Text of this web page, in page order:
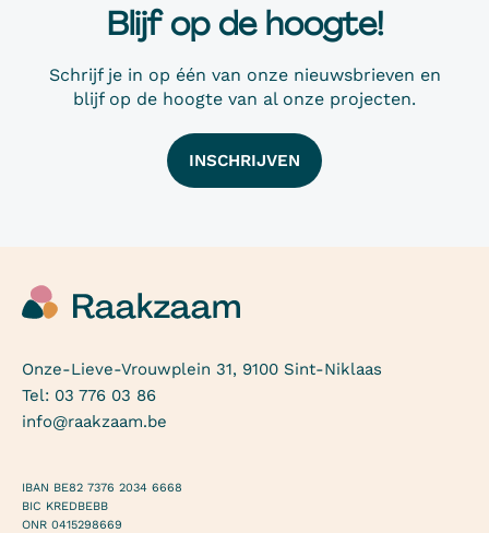
Blijf op de hoogte!
Schrijf je in op één van onze nieuwsbrieven en
blijf op de hoogte van al onze projecten.
INSCHRIJVEN
Onze-Lieve-Vrouwplein 31, 9100 Sint-Niklaas
Tel: 03 776 03 86
info@raakzaam.be
IBAN BE82 7376 2034 6668
BIC KREDBEBB
ONR 0415298669